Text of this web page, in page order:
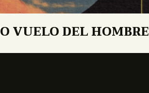
VUELO DEL HOMBRE